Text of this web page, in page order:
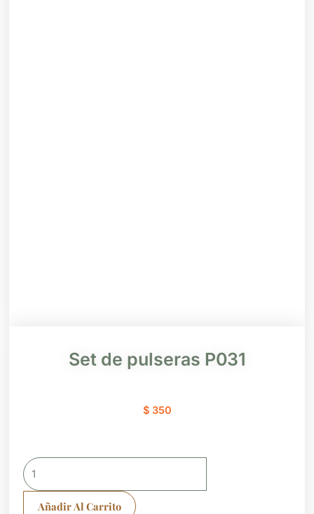
Set de pulseras P031
$350
Set
de
Añadir Al Carrito